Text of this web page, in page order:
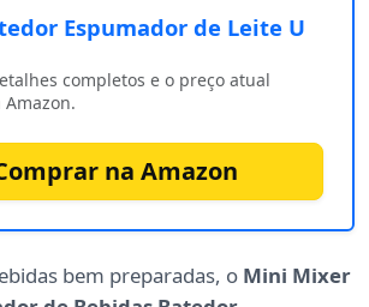
Espumador de Leite U
completos e o preço atual
na Amazon
bem preparadas, o Mini Mixer